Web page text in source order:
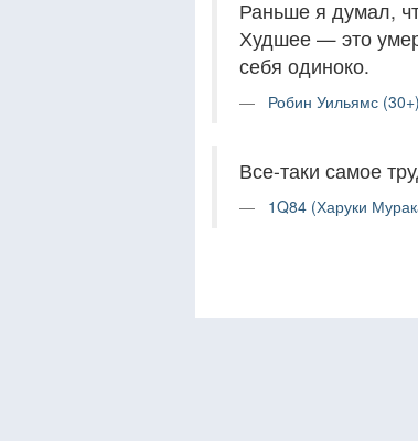
Раньше я думал,
Худшее — это
себя одиноко.
Робин Уильямс (30+)
Все-таки самое
1Q84 (Харуки